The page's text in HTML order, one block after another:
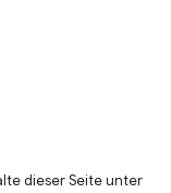
dieser Seite unter